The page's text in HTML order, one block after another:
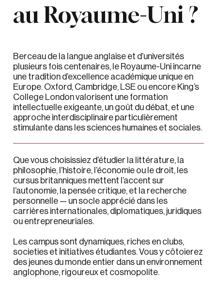
au Royaume-Uni ?
Berceau de la langue anglaise et d’universités
plusieurs fois centenaires, le Royaume-Uni incarne
une tradition d’excellence académique unique en
Europe. Oxford, Cambridge, LSE ou encore King’s
College London valorisent une formation
intellectuelle exigeante, un goût du débat, et une
approche interdisciplinaire particulièrement
stimulante dans les sciences humaines et sociales.
Que vous choisissiez d’étudier la littérature, la
philosophie, l’histoire, l’économie ou le droit, les
cursus britanniques mettent l’accent sur
l’autonomie, la pensée critique, et la recherche
personnelle — un socle apprécié dans les
carrières internationales, diplomatiques, juridiques
ou entrepreneuriales.
Les campus sont dynamiques, riches en clubs,
societies et initiatives étudiantes. Vous y côtoierez
des jeunes du monde entier dans un environnement
anglophone, rigoureux et cosmopolite.